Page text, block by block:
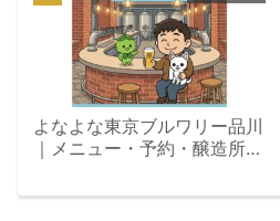
よなよな東京ブルワリー品川
｜メニュー・予約・醸造所見